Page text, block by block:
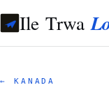
Ile Trwa
← KANADA